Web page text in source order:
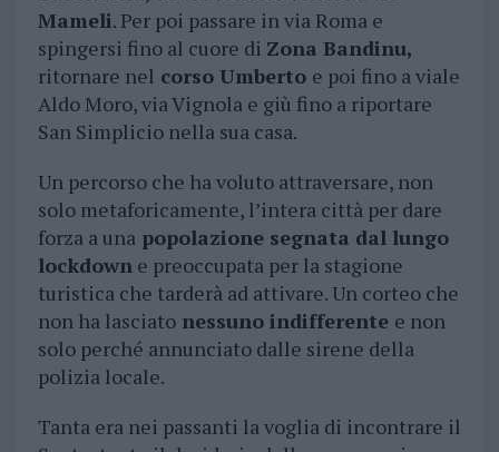
Mameli. Per poi passare in via Roma e
spingersi fino al cuore di Zona Bandinu,
ritornare nel corso Umberto e poi fino a viale
Aldo Moro, via Vignola e giù fino a riportare
San Simplicio nella sua casa.
Un percorso che ha voluto attraversare, non
solo metaforicamente, l’intera città per dare
forza a unapopolazione segnata dal lungo
lockdowne preoccupata per la stagione
turistica che tarderà ad attivare. Un corteo che
non ha lasciatonessuno indifferente e non
solo perché annunciato dalle sirene della
polizia locale.
Tanta era nei passanti la voglia di incontrare il